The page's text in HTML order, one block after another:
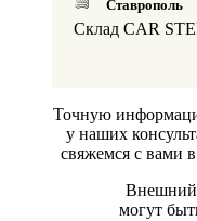
Ставрополь
Склад CAR
Точную
у наших
свяжемся с вами
Внешний
могут